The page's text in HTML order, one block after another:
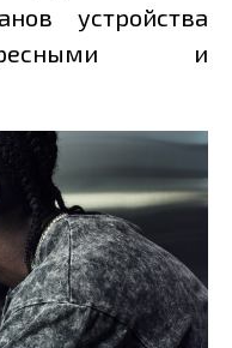
устройства
и